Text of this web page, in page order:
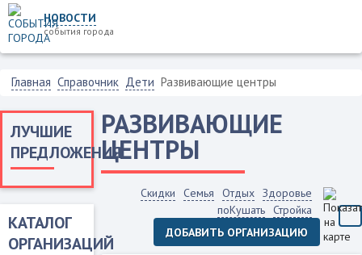
НОВОСТИ
события города
Главная Справочник Дети Развивающие центры
ЛУЧШИЕ
ПРЕДЛОЖЕНИЯ
КАТАЛОГ
ОРГАНИЗАЦИЙ
РАЗВИВАЮЩИЕ
ЦЕНТРЫ
Скидки Семья Отдых Здоровье
поКушать Стройка
ДОБАВИТЬ ОРГАНИЗАЦИЮ